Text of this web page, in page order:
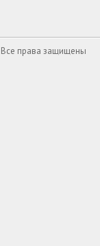
права защищены